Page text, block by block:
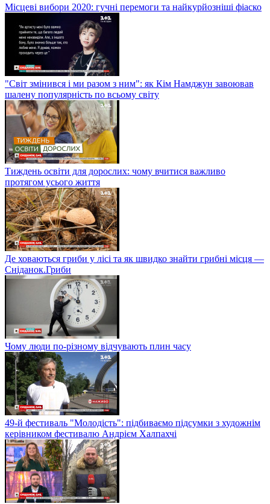
Місцеві вибори 2020: гучні перемоги та найкурйозніші фіаско
"Світ змінився і ми разом з ним": як Кім Намджун завоював
шалену популярність по всьому світу
Тиждень освіти для дорослих: чому вчитися важливо
протягом усього життя
Де ховаються гриби у лісі та як швидко знайти грибні місця —
Сніданок.Гриби
Чому люди по-різному відчувають плин часу
49-й фестиваль "Молодість": підбиваємо підсумки з художнім
керівником фестивалю Андрієм Халпахчі